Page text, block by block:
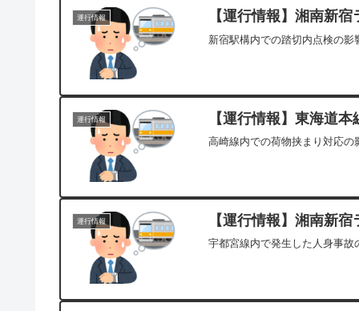
運行情報 【運行情報】湘南新
新宿駅構内での踏切内点検の影
運行情報 【運行情報】東海道
高崎線内での荷物挟まり対応の
運行情報 【運行情報】湘南新
宇都宮線内で発生した人身事故